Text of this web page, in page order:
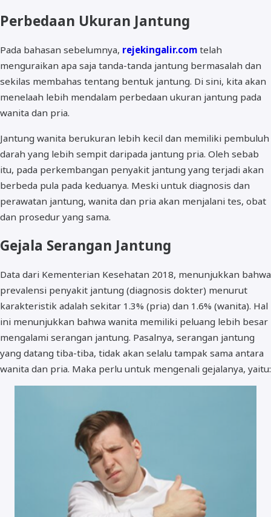
Perbedaan Ukuran Jantung
Pada bahasan sebelumnya, rejekingalir.com telah
menguraikan apa saja tanda-tanda jantung bermasalah dan
sekilas membahas tentang bentuk jantung. Di sini, kita akan
menelaah lebih mendalam perbedaan ukuran jantung pada
wanita dan pria.
Jantung wanita berukuran lebih kecil dan memiliki pembuluh
darah yang lebih sempit daripada jantung pria. Oleh sebab
itu, pada perkembangan penyakit jantung yang terjadi akan
berbeda pula pada keduanya. Meski untuk diagnosis dan
perawatan jantung, wanita dan pria akan menjalani tes, obat
dan prosedur yang sama.
Gejala Serangan Jantung
Data dari Kementerian Kesehatan 2018, menunjukkan bahwa
prevalensi penyakit jantung (diagnosis dokter) menurut
karakteristik adalah sekitar 1.3% (pria) dan 1.6% (wanita). Hal
ini menunjukkan bahwa wanita memiliki peluang lebih besar
mengalami serangan jantung. Pasalnya, serangan jantung
yang datang tiba-tiba, tidak akan selalu tampak sama antara
wanita dan pria. Maka perlu untuk mengenali gejalanya, yaitu: